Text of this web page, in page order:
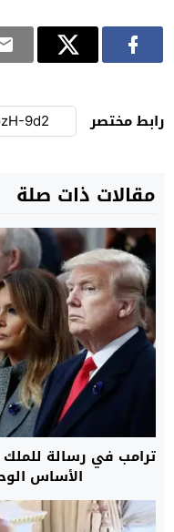
رابط مختصر
مقالات ذات صلة
ترامب في رسالة
الأساس